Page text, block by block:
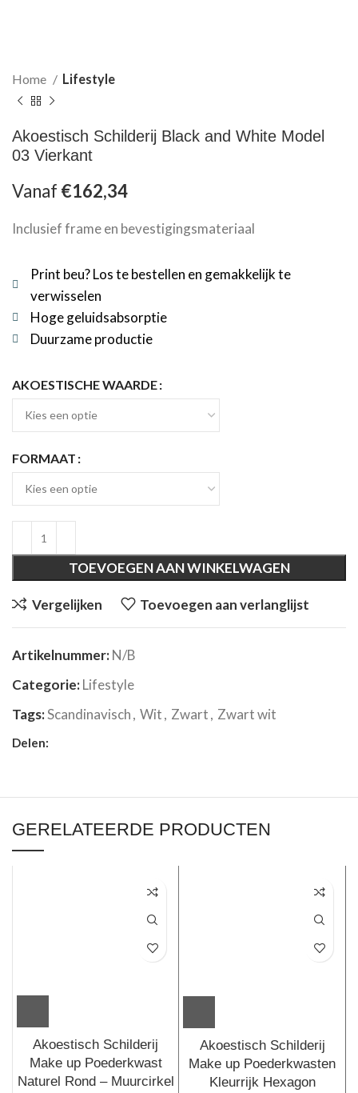
Home Lifestyle
Akoestisch Schilderij Black and White Model
03 Vierkant
Vanaf €162,34
Inclusief frame en bevestigingsmateriaal
Print beu? Los te bestellen en gemakkelijk te
verwisselen
Hoge geluidsabsorptie
Duurzame productie
AKOESTISCHE WAARDE
FORMAAT
TOEVOEGEN AAN WINKELWAGEN
Vergelijken Toevoegen aan verlanglijst
Artikelnummer:N/B
Categorie:Lifestyle
Tags:Scandinavisch, Wit, Zwart, Zwart wit
Delen:
GERELATEERDE PRODUCTEN
Akoestisch Schilderij
Make up Poederkwast
Naturel Rond – Muurcirkel
Akoestisch Schilderij
Make up Poederkwasten
Kleurrijk Hexagon